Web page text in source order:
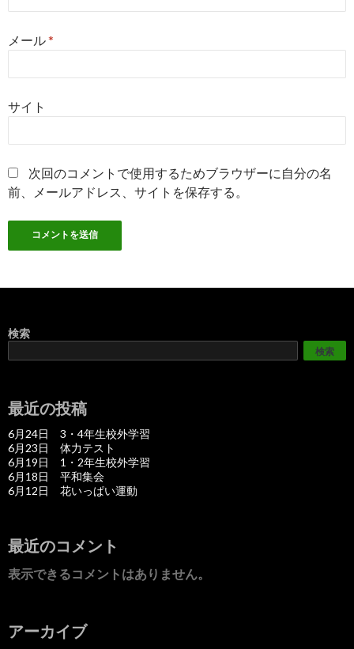
メール*
サイト
次回のコメントで使用するためブラウザーに自分の名
前、メールアドレス、サイトを保存する。
検索
検索
最近の投稿
6月24日 3・4年生校外学習
6月23日 体力テスト
6月19日 1・2年生校外学習
6月18日 平和集会
6月12日 花いっぱい運動
最近のコメント
表示できるコメントはありません。
アーカイブ